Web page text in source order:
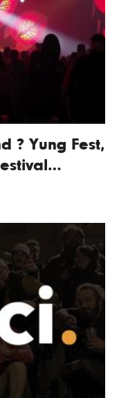
? Yung Fest,